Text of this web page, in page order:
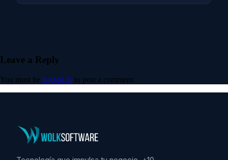
Leave a Reply
You must be logged in to post a comment.